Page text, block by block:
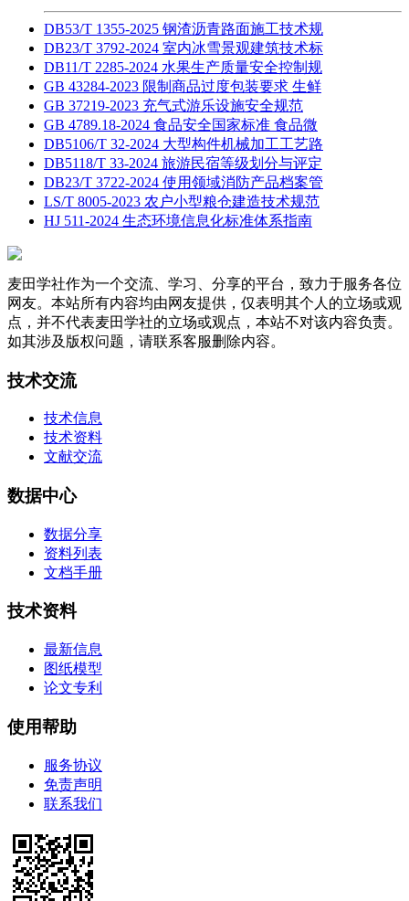
DB53/T 1355-2025 钢渣沥青路面施工技术规
DB23/T 3792-2024 室内冰雪景观建筑技术标
DB11/T 2285-2024 水果生产质量安全控制规
GB 43284-2023 限制商品过度包装要求 生鲜
GB 37219-2023 充气式游乐设施安全规范
GB 4789.18-2024 食品安全国家标准 食品微
DB5106/T 32-2024 大型构件机械加工工艺路
DB5118/T 33-2024 旅游民宿等级划分与评定
DB23/T 3722-2024 使用领域消防产品档案管
LS/T 8005-2023 农户小型粮仓建造技术规范
HJ 511-2024 生态环境信息化标准体系指南
麦田学社作为一个交流、学习、分享的平台，致力于服务各位
网友。本站所有内容均由网友提供，仅表明其个人的立场或观
点，并不代表麦田学社的立场或观点，本站不对该内容负责。
如其涉及版权问题，请联系客服删除内容。
技术交流
技术信息
技术资料
文献交流
数据中心
数据分享
资料列表
文档手册
技术资料
最新信息
图纸模型
论文专利
使用帮助
服务协议
免责声明
联系我们